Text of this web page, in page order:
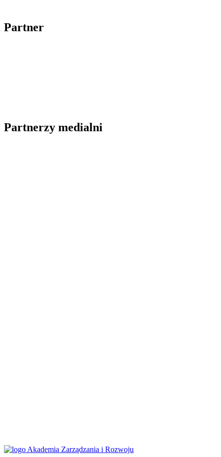
Partner
Partnerzy medialni